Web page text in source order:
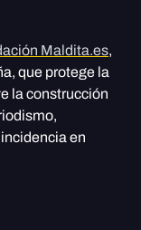
Maldita.es,
que protege la
la construcción
en